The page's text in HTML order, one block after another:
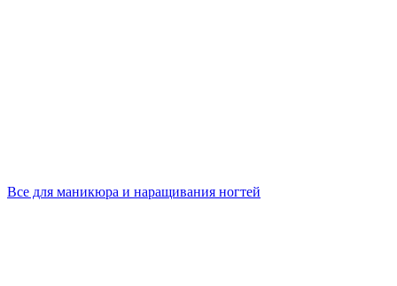
Все для маникюра и наращивания ногтей